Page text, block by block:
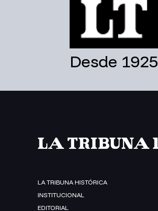
Desde 1925
LA TRIBUNA HISTÓRICA
INSTITUCIONAL
EDITORIAL